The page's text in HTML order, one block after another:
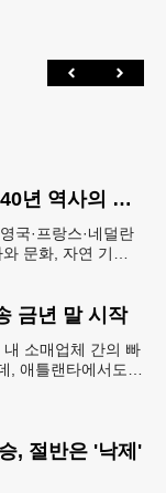
■ 화제의 여행 프로그램-“40년 역사의 신뢰… 서유럽 8개국 13일 대장정”
국·프랑스·네덜란
와 문화, 자연 기
금년 말 시작
소매업체 간의 빠
, 애틀랜타에서도
, 절반은 '낙제'